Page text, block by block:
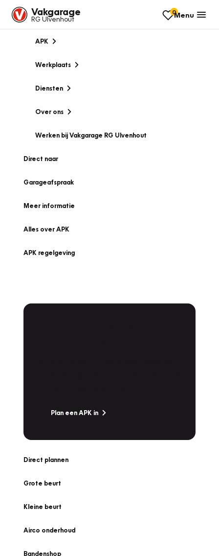
Vakgarage
RG Ulvenhout
0Menu
APK
Werkplaats
Diensten
Over ons
Werken bij Vakgarage RG Ulvenhout
Direct naar
Garageafspraak
Meer informatie
Alles over APK
APK regelgeving
Plan een APK in
Direct plannen
Grote beurt
Kleine beurt
Airco onderhoud
Bandenshop